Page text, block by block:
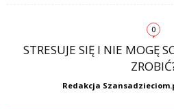
0
STRESUJE SIĘ I NIE MOGĘ
Redakcja